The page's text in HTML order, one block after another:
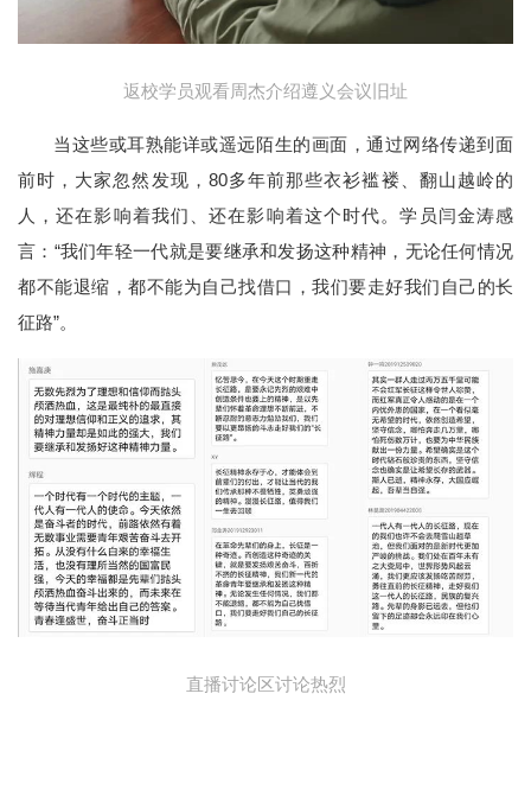
返校学员观看周杰介绍遵义会议旧址
当这些或耳熟能详或遥远陌生的画面，通过网络传递到面
前时，大家忽然发现，80多年前那些衣衫褴褛、翻山越岭的
人，还在影响着我们、还在影响着这个时代。学员闫金涛感
言：“我们年轻一代就是要继承和发扬这种精神，无论任何情况
都不能退缩，都不能为自己找借口，我们要走好我们自己的长
征路”。
直播讨论区讨论热烈